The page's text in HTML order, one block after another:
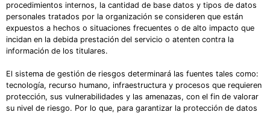
procedimientos internos, la cantidad de base datos y tipos de datos
personales tratados por la organización se consideren que están
expuestos a hechos o situaciones frecuentes o de alto impacto que
incidan en la debida prestación del servicio o atenten contra la
información de los titulares.
El sistema de gestión de riesgos determinará las fuentes tales como:
tecnología, recurso humano, infraestructura y procesos que requieren
protección, sus vulnerabilidades y las amenazas, con el fin de valorar
su nivel de riesgo. Por lo que, para garantizar la protección de datos